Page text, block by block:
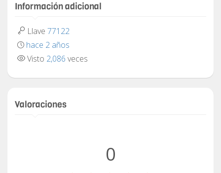
Información adicional
Llave 77122
hace 2 años
Visto 2,086 veces
Valoraciones
0